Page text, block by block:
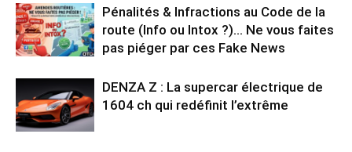
Pénalités & Infractions au Code de la
route (Info ou Intox ?)… Ne vous faites
pas piéger par ces Fake News
DENZA Z : La supercar électrique de
1604 ch qui redéfinit l’extrême